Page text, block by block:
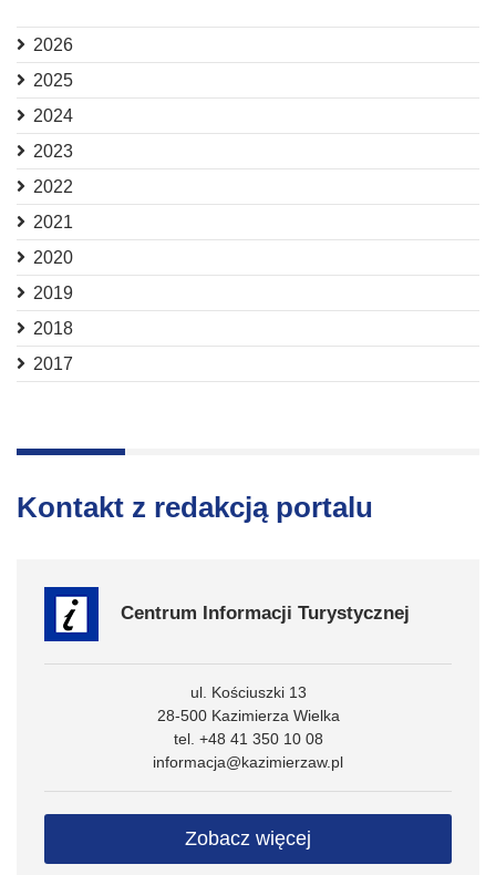
2026
2025
2024
2023
2022
2021
2020
2019
2018
2017
Kontakt z redakcją portalu
Centrum Informacji Turystycznej
ul. Kościuszki 13
28-500 Kazimierza Wielka
tel. +48 41 350 10 08
informacja@kazimierzaw.pl
Zobacz więcej